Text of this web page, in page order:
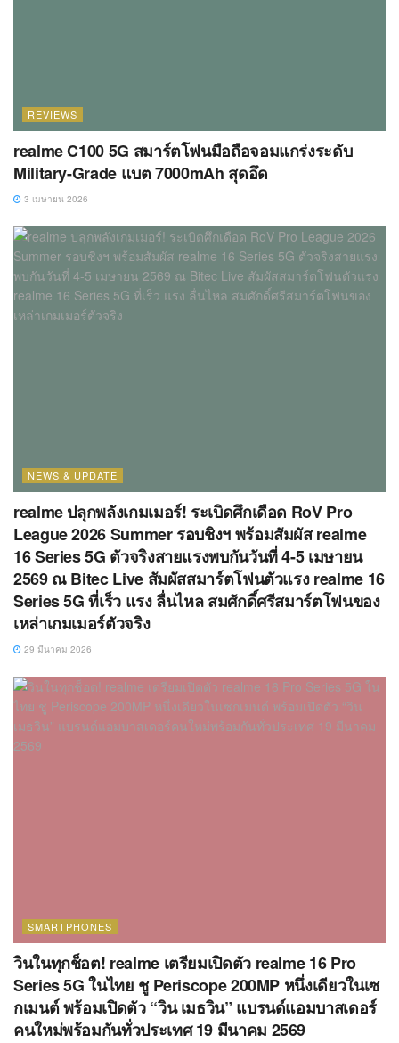
REVIEWS
realme C100 5G สมาร์ตโฟนมือถือจอมแกร่งระดับ
Military-Grade แบต 7000mAh สุดอึด
3 เมษายน 2026
NEWS & UPDATE
realme ปลุกพลังเกมเมอร์! ระเบิดศึกเดือด RoV Pro
League 2026 Summer รอบชิงฯ พร้อมสัมผัส realme
16 Series 5G ตัวจริงสายแรงพบกันวันที่ 4-5 เมษายน
2569 ณ Bitec Live สัมผัสสมาร์ตโฟนตัวแรง realme 16
Series 5G ที่เร็ว แรง ลื่นไหล สมศักดิ์ศรีสมาร์ตโฟนของ
เหล่าเกมเมอร์ตัวจริง
29 มีนาคม 2026
SMARTPHONES
วินในทุกช็อต! realme เตรียมเปิดตัว realme 16 Pro
Series 5G ในไทย ชู Periscope 200MP หนึ่งเดียวในเซ
กเมนต์ พร้อมเปิดตัว “วิน เมธวิน” แบรนด์แอมบาสเดอร์
คนใหม่พร้อมกันทั่วประเทศ 19 มีนาคม 2569